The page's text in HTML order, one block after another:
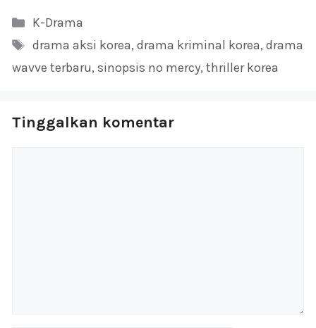
Kategori
K-Drama
Tag
drama aksi korea, drama kriminal korea, drama
wavve terbaru, sinopsis no mercy, thriller korea
Tinggalkan komentar